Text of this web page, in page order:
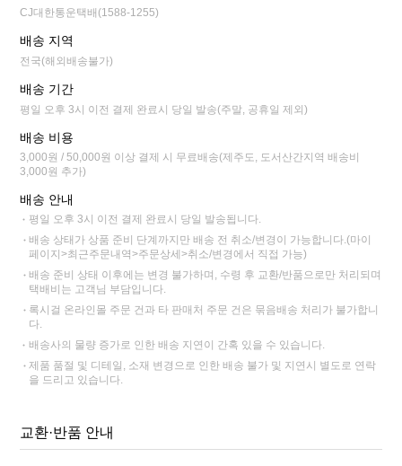
CJ대한통운택배(1588-1255)
배송 지역
전국(해외배송불가)
배송 기간
평일 오후 3시 이전 결제 완료시 당일 발송(주말, 공휴일 제외)
배송 비용
3,000원 / 50,000원 이상 결제 시 무료배송(제주도, 도서산간지역 배송비
3,000원 추가)
배송 안내
평일 오후 3시 이전 결제 완료시 당일 발송됩니다.
배송 상태가 상품 준비 단계까지만 배송 전 취소/변경이 가능합니다.(마이
페이지>최근주문내역>주문상세>취소/변경에서 직접 가능)
배송 준비 상태 이후에는 변경 불가하며, 수령 후 교환/반품으로만 처리되며
택배비는 고객님 부담입니다.
록시걸 온라인몰 주문 건과 타 판매처 주문 건은 묶음배송 처리가 불가합니
다.
배송사의 물량 증가로 인한 배송 지연이 간혹 있을 수 있습니다.
제품 품절 및 디테일, 소재 변경으로 인한 배송 불가 및 지연시 별도로 연락
을 드리고 있습니다.
교환·반품 안내